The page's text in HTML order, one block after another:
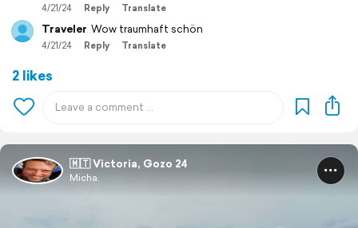
4/21/24 Reply Translate
Traveler Wow traumhaft schön
4/21/24 Reply Translate
2 likes
🇲🇹 Victoria, Gozo 24
Micha.